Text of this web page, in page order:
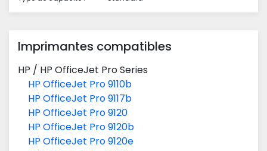
Imprimantes compatibles
HP / HP OfficeJet Pro Series
HP OfficeJet Pro 9110b
HP OfficeJet Pro 9117b
HP OfficeJet Pro 9120
HP OfficeJet Pro 9120b
HP OfficeJet Pro 9120e